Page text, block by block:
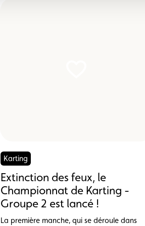
Karting
Extinction des feux, le
Championnat de Karting -
Groupe 2 est lancé !
La première manche, qui se déroule dans